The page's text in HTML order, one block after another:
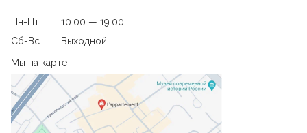
Пн-Пт
10:00 — 19.00
Сб-Вс
Выходной
Мы на карте